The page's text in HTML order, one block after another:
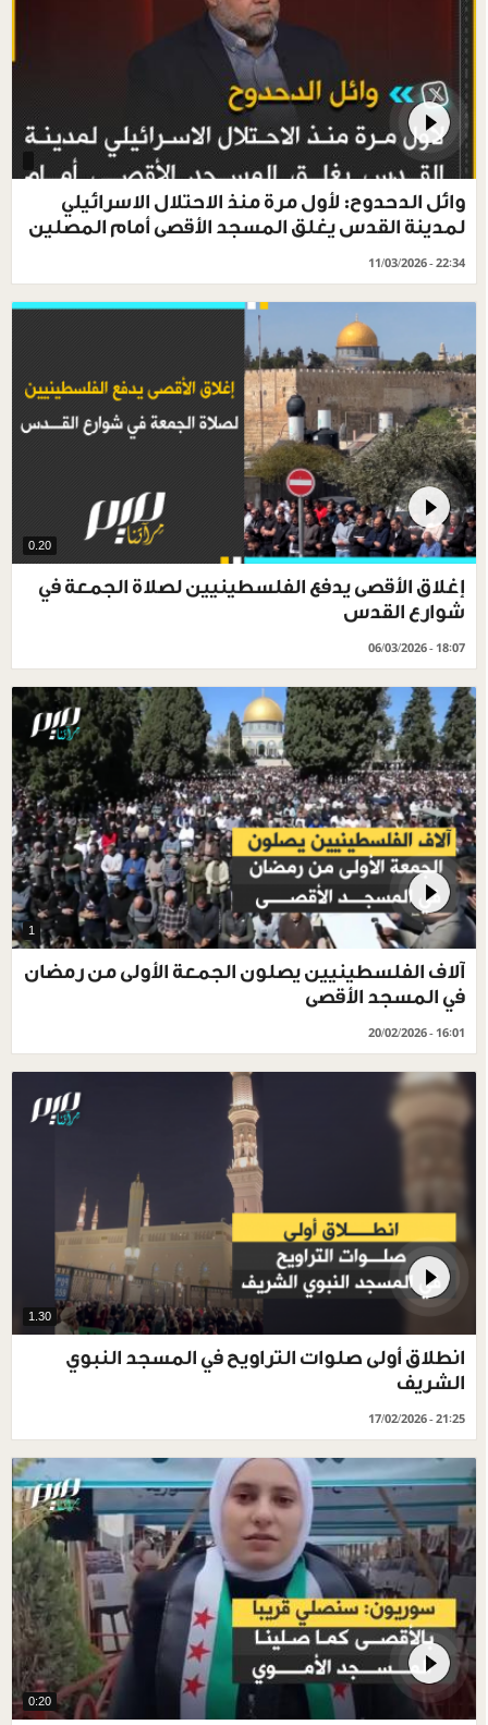
وائل الدحدوح: لأول مرة منذ الاحتلال الاسرائيلي
لمدينة القدس يغلق المسجد الأقصى أمام المصلين
11/03/2026 - 22:34
0.20
إغلاق الأقصى يدفع الفلسطينيين لصلاة الجمعة في
شوارع القدس
06/03/2026 - 18:07
1
آلاف الفلسطينيين يصلون الجمعة الأولى من رمضان
في المسجد الأقصى
20/02/2026 - 16:01
1.30
انطلاق أولى صلوات التراويح في المسجد النبوي
الشريف
17/02/2026 - 21:25
0:20